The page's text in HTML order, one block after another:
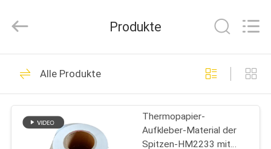
HAUS
PRODUKTE
VIDEOS
CO,LTD.
Selbstklebender
Film
39
Produkte
Alle Produkte
Thermopapier-
Aufkleber-Material der
Spitzen-HM2233 mit